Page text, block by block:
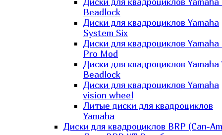
Beadlock
Диски для квадроциклов Yamaha
System Six
Диски для квадроциклов Yamaha
Pro Mod
Диски для квадроциклов Yamaha
Beadlock
Диски для квадроциклов Yamaha
vision wheel
Литые диски для квадроциклов
Yamaha
Диски для квадроциклов BRP (Can-